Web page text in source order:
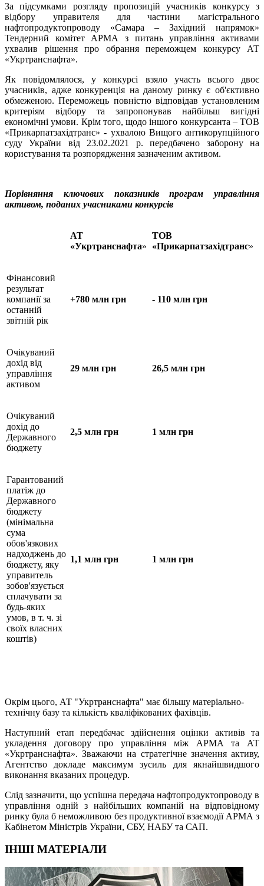
За підсумками розгляду пропозицій учасників конкурсу з
відбору управителя для частини магістрального
нафтопродуктопроводу «Самара – Західний напрямок»
Тендерний комітет АРМА з питань управління активами
ухвалив рішення про обрання переможцем конкурсу АТ
«Укртранснафта».
Як повідомлялося, у конкурсі взяло участь всього двоє
учасників, адже конкуренція на даному ринку є об'єктивно
обмеженою. Переможець повністю відповідав установленим
критеріям відбору та запропонував найбільш вигідні
економічні умови. Крім того, щодо іншого конкурсанта – ТОВ
«Прикарпатзахідтранс» - ухвалою Вищого антикорупційного
суду України від 23.02.2021 р. передбачено заборону на
користування та розпорядження зазначеним активом.
Порівняння ключових показників програм управління
активом, поданих учасниками конкурсів
АТ
«Укртранснафта»
ТОВ
«Прикарпатзахідтранс»
Фінансовий
результат
компанії за
останній
звітній рік
+780 млн грн - 110 млн грн
Очікуваний
дохід від
управління
активом
29 млн грн 26,5 млн грн
Очікуваний
дохід до
Державного
бюджету
2,5 млн грн 1 млн грн
Гарантований
платіж до
Державного
бюджету
(мінімальна
сума
обов'язкових
надходжень до
бюджету, яку
управитель
зобов'язується
сплачувати за
будь-яких
умов, в т. ч. зі
своїх власних
коштів)
1,1 млн грн 1 млн грн
Окрім цього, АТ "Укртранснафта" має більшу матеріально-
технічну базу та кількість кваліфікованих фахівців.
Наступний етап передбачає здійснення оцінки активів та
укладення договору про управління між АРМА та АТ
«Укртранснафта». Зважаючи на стратегічне значення активу,
Агентство докладе максимум зусиль для якнайшвидшого
виконання вказаних процедур.
Слід зазначити, що успішна передача нафтопродуктопроводу в
управління одній з найбільших компаній на відповідному
ринку була б неможливою без продуктивної взаємодії АРМА з
Кабінетом Міністрів України, СБУ, НАБУ та САП.
ІНШІ МАТЕРІАЛИ